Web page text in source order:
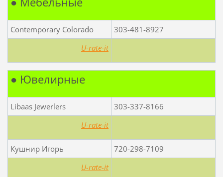
Contemporary Colorado
303-481-8927
U-rate-it
● Ювелирные
Libaas Jewerlers
303-337-8166
U-rate-it
Кушнир Игорь
720-298-7109
U-rate-it